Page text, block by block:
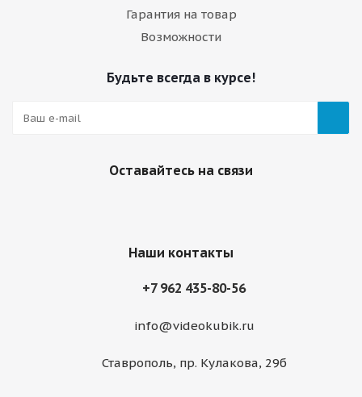
Гарантия на товар
Возможности
Будьте всегда в курсе!
Оставайтесь на связи
Наши контакты
+7 962 435-80-56
info@videokubik.ru
Ставрополь, ​пр. Кулакова, 29б